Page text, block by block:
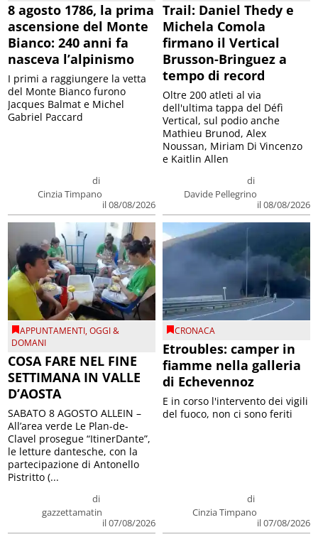
8 agosto 1786, la prima
ascensione del Monte
Bianco: 240 anni fa
nasceva l’alpinismo
di
Cinzia Timpano
il 08/08/2026
I primi a raggiungere la vetta
del Monte Bianco furono
Jacques Balmat e Michel
Gabriel Paccard
Trail: Daniel Thedy e
Michela Comola
firmano il Vertical
Brusson-Bringuez a
tempo di record
di
Davide Pellegrino
il 08/08/2026
Oltre 200 atleti al via
dell'ultima tappa del Défì
Vertical, sul podio anche
Mathieu Brunod, Alex
Noussan, Miriam Di Vincenzo
e Kaitlin Allen
APPUNTAMENTI,OGGI &
DOMANI
COSA FARE NEL FINE
SETTIMANA IN VALLE
D’AOSTA
di
gazzettamatin
il 07/08/2026
SABATO 8 AGOSTO ALLEIN –
All’area verde Le Plan-de-
Clavel prosegue “ItinerDante”,
le letture dantesche, con la
partecipazione di Antonello
Pistritto (...
CRONACA
Etroubles: camper in
fiamme nella galleria
di Echevennoz
di
Cinzia Timpano
il 07/08/2026
E in corso l'intervento dei vigili
del fuoco, non ci sono feriti